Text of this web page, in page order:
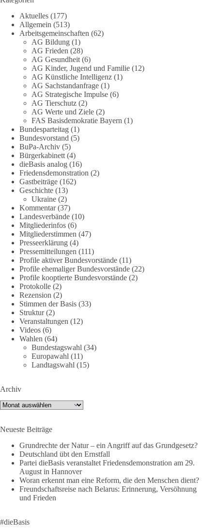
Eine demokratische Gesellschaft lebt nicht davon, unbequeme
Fragen zu vermeiden. Sie lebt davon, Fragen offen zu stellen
und transparent zu beantworten.
dieBasis fordert deshalb weiterhin eine unabhängige,
vollständige und transparente Aufarbeitung der Corona-Politik.
Ohne Denkverbote, ohne Vorverurteilungen und ohne Tabus.
Quellen:
https://apnews.com/article/fauci-diaries-covid-origins-
rand-paul-6b25da9f75a0becbaf2886ab22643e67
https://www.tichyseinblick.de/kolumnen/aus-aller-welt/usa-
tagebuch-fauci-corona-impfung/
#dieBasis #Corona #Aufarbeitung
#Vertrauen
36 60
DieBasis
1 Tag zuvor
🕊 Wir wollen den Krieg mit Russland nicht!
Am 20. Juni 2026 fand in Berlin am Brandenburger Tor die
Demonstration mit dem Motto „Russland ist nicht unser
Feind“ statt.
Hier ein Auszug aus der Rede von der
Bundestagsabgeordneten Sevim Dağdelen (BSW).
„Wir müssen Nein sagen zu diesem stinkenden
Revanchismus!“
si=2b_C6GgNY9EB-rXw
❤️ Wir freuen uns über deine Unterstützung:
https://diebasis.de/spenden/
#dieBasis #frieden #russandistnichtunserFeind #friedenspartei
377 168
Aktuelles (177)
Allgemein (513)
Arbeitsgemeinschaften (62)
AG Bildung (1)
AG Frieden (28)
AG Gesundheit (6)
AG Kinder, Jugend und Familie (12)
AG Künstliche Intelligenz (1)
AG Sachstandanfrage (1)
AG Strategische Impulse (6)
AG Tierschutz (2)
AG Werte und Ziele (2)
FAS Basisdemokratie Bayern (1)
Bundesparteitag (1)
Bundesvorstand (5)
BuPa-Archiv (5)
Bürgerkabinett (4)
dieBasis analog (16)
Friedensdemonstration (2)
Gastbeiträge (162)
Geschichte (13)
Ukraine (2)
Kommentar(37)
Landesverbände (10)
Mitgliederinfos (6)
Mitgliederstimmen (47)
Presseerklärung (4)
Pressemitteilungen (111)
Profile aktiver Bundesvorstände (11)
Profile ehemaliger Bundesvorstände (22)
Profile kooptierte Bundesvorstände (2)
Protokolle (2)
Rezension (2)
Stimmen der Basis (33)
Struktur(2)
Veranstaltungen (12)
Videos (6)
Wahlen (64)
Bundestagswahl (34)
Europawahl (11)
Landtagswahl (15)
Archiv
Archiv
Neueste Beiträge
Grundrechte der Natur – ein Angriff auf das Grundgesetz?
Deutschland übt den Ernstfall
Partei dieBasis veranstaltet Friedensdemonstration am 29.
August in Hannover
Woran erkennt man eine Reform, die den Menschen dient?
Freundschaftsreise nach Belarus: Erinnerung, Versöhnung
und Frieden
#dieBasis